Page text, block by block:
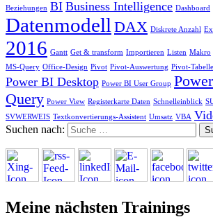
Beziehungen BI Business Intelligence Dashboard
Datenmodell DAX Diskrete Anzahl
2016 Gantt Get & transform Importieren Listen Makro
MS-Query Office-Design Pivot Pivot-Auswertung Pivot-Tabelle
Power BI Desktop Power BI User Group
Query Power View Registerkarte Daten Schnelleinblick
SVWERWEIS Textkonvertierungs-Assistent Umsatz VBA
Suchen nach:
Meine nächsten Trainings